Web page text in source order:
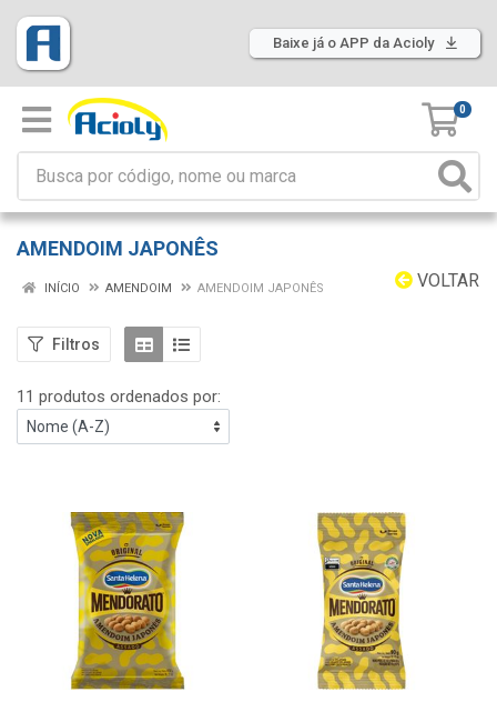
Baixe já o APP da Acioly
0
AMENDOIM JAPONÊS
VOLTAR
INÍCIO AMENDOIM AMENDOIM JAPONÊS
Filtros
11 produtos ordenados por: